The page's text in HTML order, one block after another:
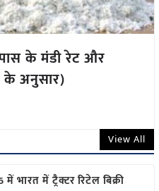
के मंडी रेट और
अनुसार)
View All
भारत में ट्रैक्टर रिटेल बिक्री